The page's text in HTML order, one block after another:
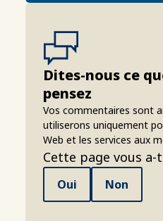
Dites-nous ce
pensez
Vos commentaires sont
utiliserons uniquement
Web et les services aux
Cette page vous
Oui Non